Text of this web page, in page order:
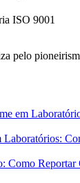
pelo
em
Laboratórios:
Como